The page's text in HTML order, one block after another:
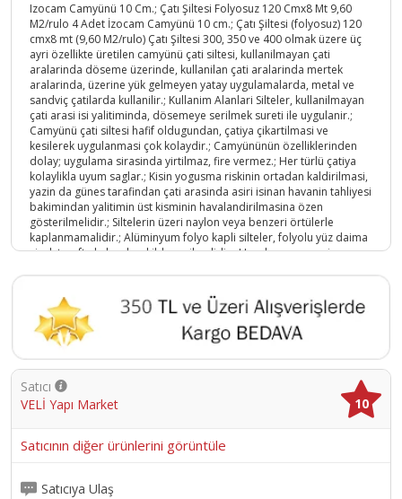
Izocam Camyünü 10 Cm.; Çatı Şiltesi Folyosuz 120 Cmx8 Mt 9,60
M2/rulo 4 Adet İzocam Camyünü 10 cm.; Çatı Şiltesi (folyosuz) 120
cmx8 mt (9,60 M2/rulo) Çatı Şiltesi 300, 350 ve 400 olmak üzere üç
ayri özellikte üretilen camyünü çati siltesi, kullanilmayan çati
aralarinda döseme üzerinde, kullanilan çati aralarinda mertek
aralarinda, üzerine yük gelmeyen yatay uygulamalarda, metal ve
sandviç çatilarda kullanilir.; Kullanim Alanlari Silteler, kullanilmayan
çati arasi isi yalitiminda, dösemeye serilmek sureti ile uygulanir.;
Camyünü çati siltesi hafif oldugundan, çatiya çikartilmasi ve
kesilerek uygulanmasi çok kolaydir.; Camyününün özelliklerinden
dolay; uygulama sirasinda yirtilmaz, fire vermez.; Her türlü çatiya
kolaylikla uyum saglar.; Kisin yogusma riskinin ortadan kaldirilmasi,
yazin da günes tarafindan çati arasinda asiri isinan havanin tahliyesi
bakimindan yalitimin üst kisminin havalandirilmasina özen
gösterilmelidir.; Siltelerin üzeri naylon veya benzeri örtülerle
kaplanmamalidir.; Alüminyum folyo kapli silteler, folyolu yüz daima
sicak tarafta kalacak sekilde serilmelidir.; Uygulama sonrasi
Satıcı
VELİ Yapı Market
10
Satıcının diğer ürünlerini görüntüle
Satıcıya Ulaş